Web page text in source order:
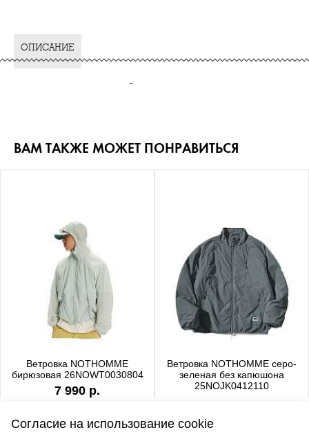
ОПИСАНИЕ
-
ВАМ ТАКЖЕ МОЖЕТ ПОНРАВИТЬСЯ
Ветровка NOTHOMME
бирюзовая 26NOWT0030804
7 990 р.
Ветровка NOTHOMME серо-
зеленая без капюшона
25NOJK0412110
Согласие на использование cookie